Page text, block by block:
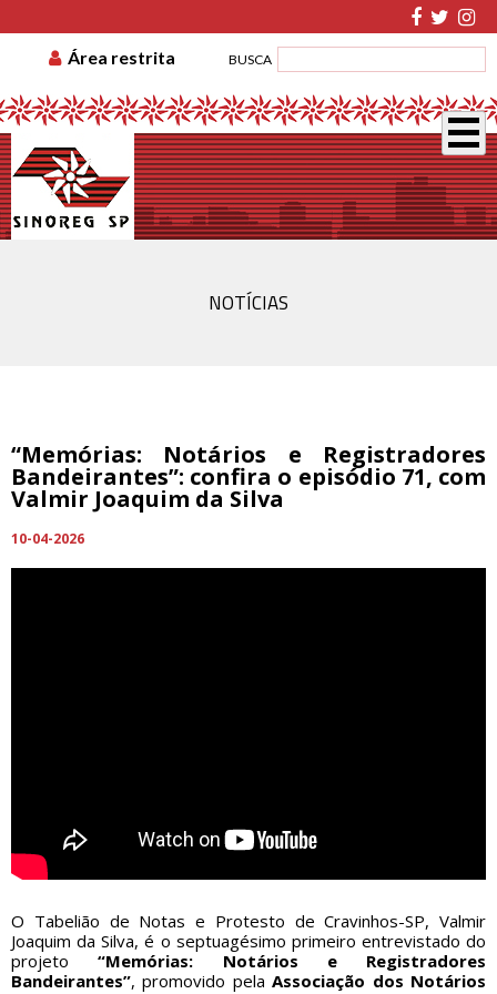
TABELA DE CUSTAS ASSOCIE-SE
GUIA DE
BUSCA
Área restrita
NOTÍCIAS
“Memórias: Notários e Registradores
Bandeirantes”: confira o episódio 71, com
Valmir Joaquim da Silva
10-04-2026
O Tabelião de Notas e Protesto de Cravinhos-SP, Valmir
Joaquim da Silva, é o septuagésimo primeiro entrevistado do
projeto“Memórias: Notários e Registradores
Bandeirantes”, promovido pelaAssociação dos Notários